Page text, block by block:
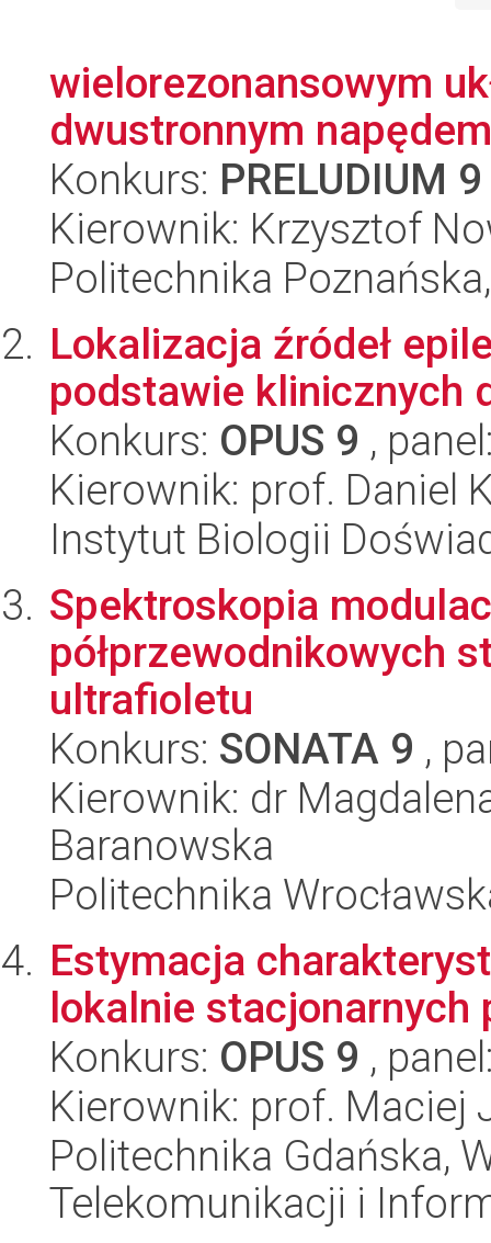
wielorezonansowym
dwustronnym
Konkurs: PRELUDIUM 9
Kierownik: Krzysztof
Politechnika
Lokalizacja źródeł
podstawie klinicznych
Konkurs: OPUS 9 ,
Kierownik: prof. Daniel
Instytut Biologii
Spektroskopia
półprzewodnikowych
ultrafioletu
Konkurs: SONATA 9 ,
Kierownik: dr
Baranowska
Politechnika
Estymacja
lokalnie
Konkurs: OPUS 9 ,
Kierownik: prof. Maciej
Politechnika Gdańska,
Telekomunikacji i